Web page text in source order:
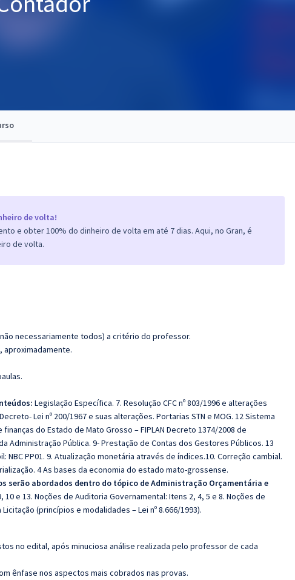
de volta!
e obter 100% do dinheiro de volta em até 7 dias. Aqui, no Gran, é
de volta.
necessariamente todos) a critério do professor.
aproximadamente.
Legislação Específica. 7. Resolução CFC nº 803/1996 e alterações
Lei nº 200/1967 e suas alterações. Portarias STN e MOG. 12 Sistema
do Estado de Mato Grosso – FIPLAN Decreto 1374/2008 de
Administração Pública. 9- Prestação de Contas dos Gestores Públicos. 13
NBC PP01. 9. Atualização monetária através de índices.10. Correção cambial.
4 As bases da economia do estado mato-grossense.
serão abordados dentro do tópico de Administração Orçamentária e
10 e 13. Noções de Auditoria Governamental: Itens 2, 4, 5 e 8. Noções de
(princípios e modalidades – Lei nº 8.666/1993).
no edital, após minuciosa análise realizada pelo professor de cada
ênfase nos aspectos mais cobrados nas provas.